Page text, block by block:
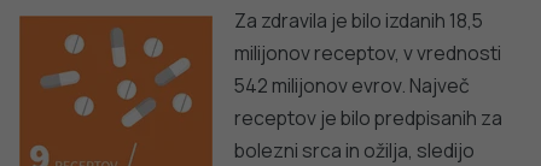
zdravje
PODROBNO